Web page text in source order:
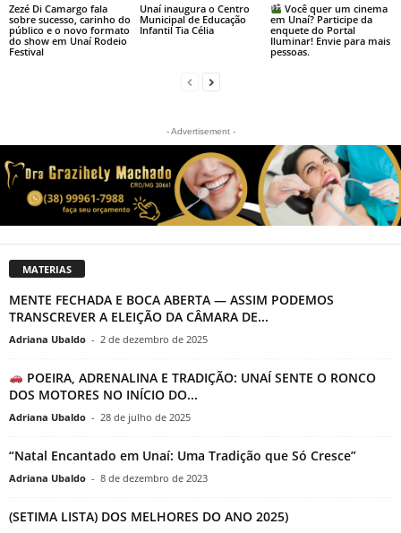
Zezé Di Camargo fala
sobre sucesso, carinho do
público e o novo formato
do show em Unaí Rodeio
Festival
Unaí inaugura o Centro
Municipal de Educação
Infantil Tia Célia
Você quer um cinema
em Unaí? Participe da
enquete do Portal
Iluminar! Envie para mais
pessoas.
- Advertisement -
MATERIAS
MENTE FECHADA E BOCA ABERTA — ASSIM PODEMOS
TRANSCREVER A ELEIÇÃO DA CÂMARA DE...
Adriana Ubaldo - 2 de dezembro de 2025
POEIRA, ADRENALINA E TRADIÇÃO: UNAÍ SENTE O RONCO
DOS MOTORES NO INÍCIO DO...
Adriana Ubaldo - 28 de julho de 2025
“Natal Encantado em Unaí: Uma Tradição que Só Cresce”
Adriana Ubaldo - 8 de dezembro de 2023
(SETIMA LISTA) DOS MELHORES DO ANO 2025)